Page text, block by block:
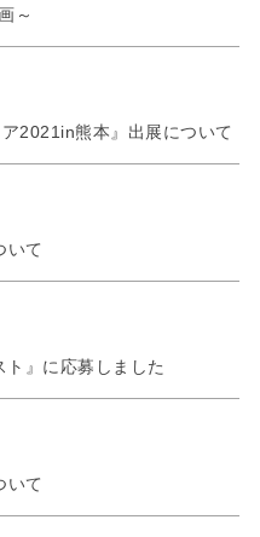
～
2021in熊本』出展について
いて
ト』に応募しました
いて